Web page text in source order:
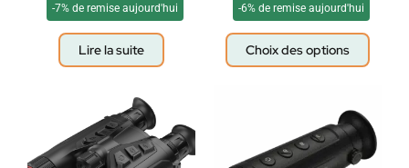
-7% de remise aujourd'hui
Lire la suite
-6% de remise aujourd'hui
Choix des options